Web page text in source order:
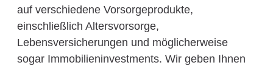
auf verschiedene Vorsorgeprodukte,
einschließlich Altersvorsorge,
Lebensversicherungen und möglicherweise
sogar Immobilieninvestments. Wir geben Ihnen